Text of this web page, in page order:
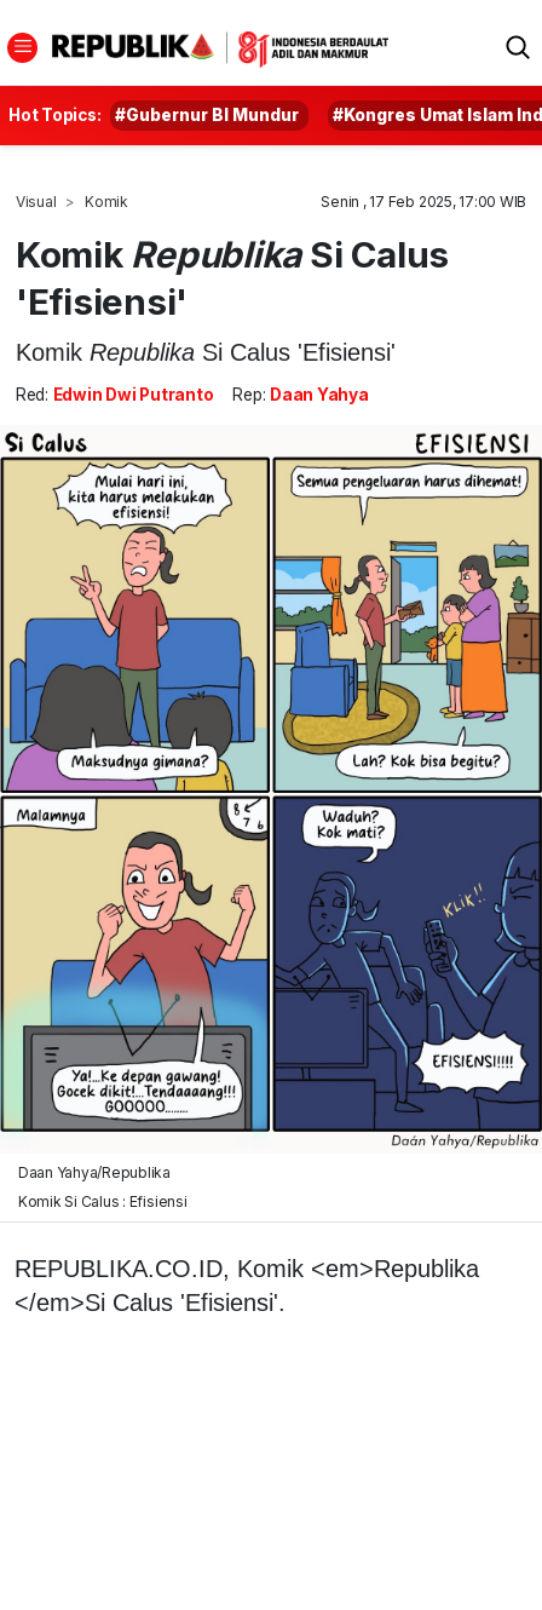
Hot Topics: #Gubernur BI Mundur #Kongres Umat Islam
Visual Komik Senin , 17 Feb 2025, 17:00 WIB
Komik RepublikaSi Calus
'Efisiensi'
Komik Republika Si Calus 'Efisiensi'
Red: Edwin Dwi Putranto Rep: Daan Yahya
Daan Yahya/Republika
Komik Si Calus : Efisiensi
REPUBLIKA.CO.ID, Komik <em>Republika
</em>Si Calus 'Efisiensi'.